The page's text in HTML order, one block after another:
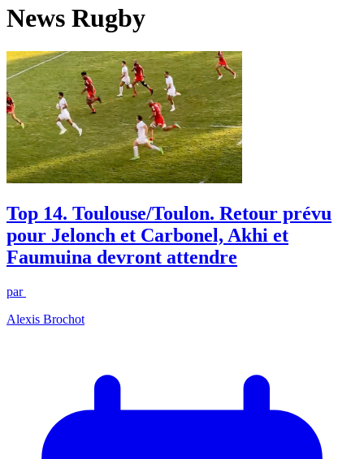
News Rugby
Top 14. Toulouse/Toulon. Retour prévu
pour Jelonch et Carbonel, Akhi et
Faumuina devront attendre
par
Alexis Brochot